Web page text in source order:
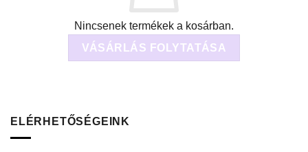
Nincsenek termékek a kosárban.
VÁSÁRLÁS FOLYTATÁSA
ELÉRHETŐSÉGEINK